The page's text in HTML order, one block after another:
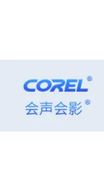
图3
3）为素材图片添加“移动与